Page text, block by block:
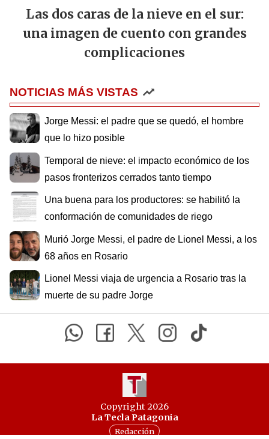
Las dos caras de la nieve en el sur:
una imagen de cuento con grandes
complicaciones
NOTICIAS MÁS VISTAS
Jorge Messi: el padre que se quedó, el hombre
que lo hizo posible
Temporal de nieve: el impacto económico de los
pasos fronterizos cerrados tanto tiempo
Una buena para los productores: se habilitó la
conformación de comunidades de riego
Murió Jorge Messi, el padre de Lionel Messi, a los
68 años en Rosario
Lionel Messi viaja de urgencia a Rosario tras la
muerte de su padre Jorge
Copyright 2026
La Tecla Patagonia
Redacción